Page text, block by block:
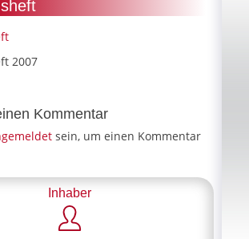
2007
Kommentar
sein, um einen Kommentar
Inhaber